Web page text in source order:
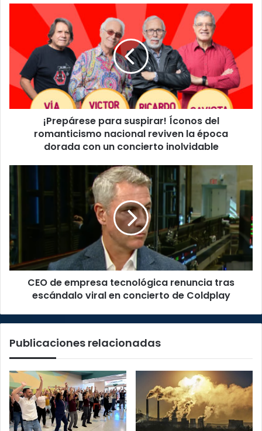
¡Prepárese
Íconos
romanticismo
nacional
reviven
la
¡Prepárese para suspirar! Íconos del
romanticismo nacional reviven la época
dorada con un concierto inolvidable
empresa
renuncia
tras
escándalo
viral
en
conciertoCEO de empresa tecnológica renuncia tras
escándalo viral en concierto de Coldplay
Publicaciones relacionadas